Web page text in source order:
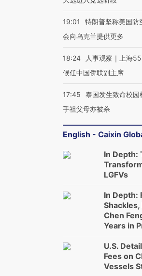
19:01
特朗普坚称美国防
会向乌克兰提供更多
18:24
人事观察｜上海
候任中国侨联副主席
17:45
泰国发生致命校
手祖父母亦被杀
English - Caixin
In Depth:
LGFVs
In Depth:
Shackles,
Chen
Years in
U.S.
Fees on
Vessels